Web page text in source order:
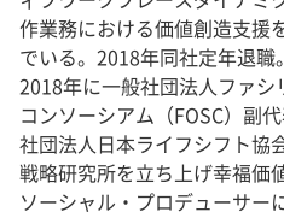
作業務における価値創造支援
でいる。2018年同社定年退職。
2018年に一般社団法人ファ
コンソーシアム（FOSC）副
社団法人日本ライフシフト協
戦略研究所を立ち上げ幸福価
ソーシャル・プロデューサー